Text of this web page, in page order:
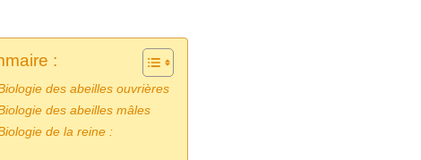
:
des abeilles ouvrières
des abeilles mâles
de la reine :